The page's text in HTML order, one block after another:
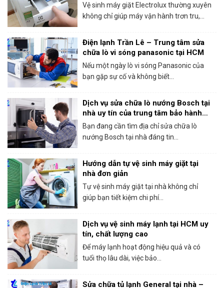
Vệ sinh máy giặt Electrolux thường xuyên
không chỉ giúp máy vận hành trơn tru,...
Điện lạnh Trần Lê – Trung tâm sửa
chữa lò vi sóng panasonic tại HCM
Nếu một ngày lò vi sóng Panasonic của
bạn gặp sự cố và không biết...
Dịch vụ sửa chữa lò nướng Bosch tại
nhà uy tín của trung tâm bảo hành
Bosch tại HCM
Bạn đang cần tìm địa chỉ sửa chữa lò
nướng Bosch tại nhà đáng tin...
Hướng dẫn tự vệ sinh máy giặt tại
nhà đơn giản
Tự vệ sinh máy giặt tại nhà không chỉ
giúp bạn tiết kiệm chi phí...
Dịch vụ vệ sinh máy lạnh tại HCM uy
tín, chất lượng cao
Để máy lạnh hoạt động hiệu quả và có
tuổi thọ lâu dài, việc bảo...
Sửa chữa tủ lạnh General tại nhà –